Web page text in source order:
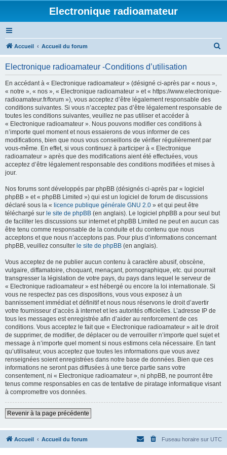
Electronique radioamateur
Accueil Accueil du forum
Electronique radioamateur -Conditions d’utilisation
En accédant à « Electronique radioamateur » (désigné ci-après par « nous »,
« notre », « nos », « Electronique radioamateur » et « https://www.electronique-
radioamateur.fr/forum »), vous acceptez d’être légalement responsable des
conditions suivantes. Si vous n’acceptez pas d’être légalement responsable de
toutes les conditions suivantes, veuillez ne pas utiliser et accéder à
« Electronique radioamateur ». Nous pouvons modifier ces conditions à
n’importe quel moment et nous essaierons de vous informer de ces
modifications, bien que nous vous conseillons de vérifier régulièrement par
vous-même. En effet, si vous continuez à participer à « Electronique
radioamateur » après que des modifications aient été effectuées, vous
acceptez d’être légalement responsable des conditions modifiées et mises à
jour.
Nos forums sont développés par phpBB (désignés ci-après par « logiciel
phpBB » et « phpBB Limited ») qui est un logiciel de forum de discussions
déclaré sous la « licence publique générale GNU 2.0 » et qui peut être
téléchargé sur le site de phpBB (en anglais). Le logiciel phpBB a pour seul but
de faciliter les discussions sur internet et phpBB Limited ne peut en aucun cas
être tenu comme responsable de la conduite et du contenu que nous
acceptons et que nous n’acceptons pas. Pour plus d’informations concernant
phpBB, veuillez consulter le site de phpBB (en anglais).
Vous acceptez de ne publier aucun contenu à caractère abusif, obscène,
vulgaire, diffamatoire, choquant, menaçant, pornographique, etc. qui pourrait
transgresser la législation de votre pays, du pays dans lequel le serveur de
« Electronique radioamateur » est hébergé ou encore la loi internationale. Si
vous ne respectez pas ces dispositions, vous vous exposez à un
bannissement immédiat et définitif et nous nous réservons le droit d’avertir
votre fournisseur d’accès à internet et les autorités officielles. L’adresse IP de
tous les messages est enregistrée afin d’aider au renforcement de ces
conditions. Vous acceptez le fait que « Electronique radioamateur » ait le droit
de supprimer, de modifier, de déplacer ou de verrouiller n’importe quel sujet et
message à n’importe quel moment si nous estimons cela nécessaire. En tant
qu’utilisateur, vous acceptez que toutes les informations que vous avez
renseignées soient enregistrées dans notre base de données. Bien que ces
informations ne seront pas diffusées à une tierce partie sans votre
consentement, ni « Electronique radioamateur », ni phpBB, ne pourront être
tenus comme responsables en cas de tentative de piratage informatique visant
à compromettre vos données.
Revenir à la page précédente
Accueil Accueil du forum Fuseau horaire sur UTC